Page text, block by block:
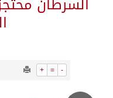
+ = -